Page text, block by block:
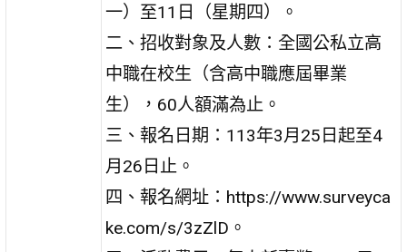
一）至11日（星期四）。
二、招收對象及人數：全國公私立高
中職在校生（含高中職應屆畢業
生），60人額滿為止。
三、報名日期：113年3月25日起至4
月26日止。
四、報名網址：https://www.surveyca
ke.com/s/3zZlD。